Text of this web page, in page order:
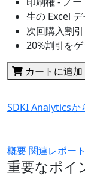
生の Excel
次回購入割
20%割引をゲ
カートに追加
SDKI Analyticsか
概要関連レポート
重要なポイ